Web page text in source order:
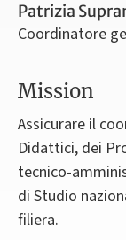
Patrizia
Coordinatore
Mission
Assicurare il
Didattici, dei
tecnico-
di Studio
filiera.